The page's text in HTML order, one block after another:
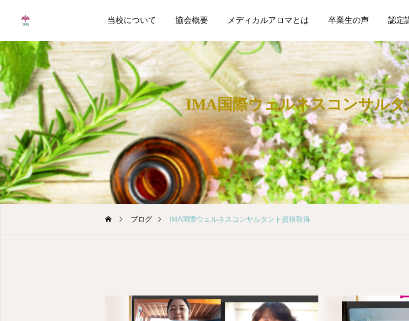
当校について 協会概要 メディカルアロマとは 卒業生の声 認定
IMA国際ウェルネスコンサルタ
ブログ IMA国際ウェルネスコンサルタント資格取得